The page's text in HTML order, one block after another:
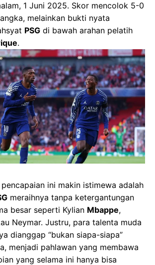
1 Juni 2025. Skor mencolok 5-0
melainkan bukti nyata
PSG di bawah arahan pelatih
.
ini makin istimewa adalah
meraihnya tanpa ketergantungan
besar seperti Kylian Mbappe,
Neymar. Justru, para talenta muda
dianggap “bukan siapa-siapa”
menjadi pahlawan yang membawa
yang selama ini hanya bisa